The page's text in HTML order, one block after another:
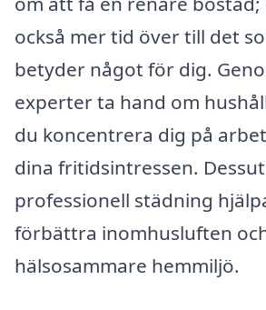
också mer tid över till det
betyder något för dig.
experter ta hand om
du koncentrera dig på
dina fritidsintressen.
professionell städning
förbättra inomhusluften
hälsosammare hemmiljö.